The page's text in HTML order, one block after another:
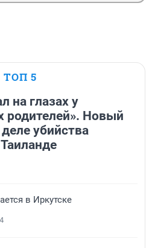
ТОП 5
на глазах у
родителей». Новый
убийства
в Иркутске